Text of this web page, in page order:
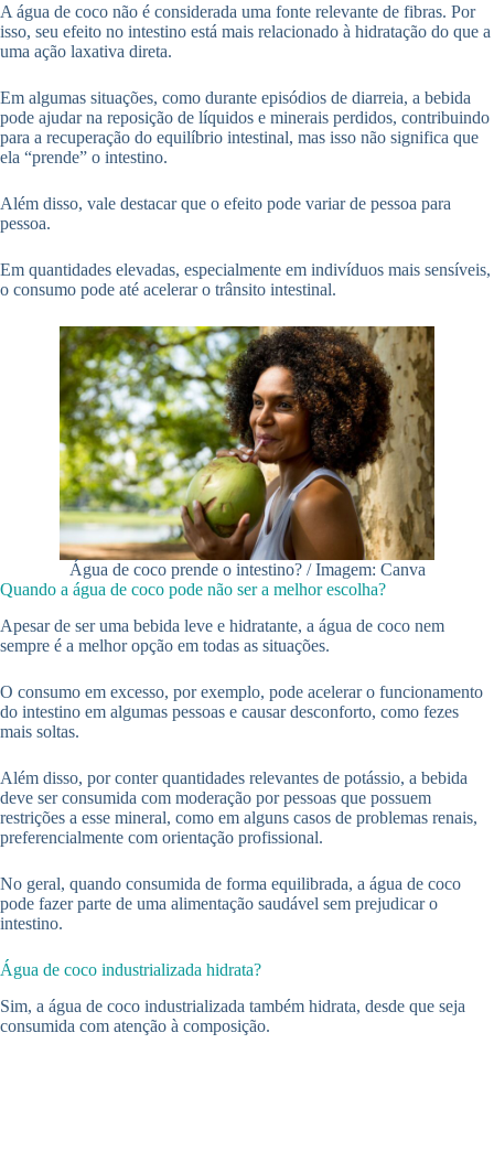
A água de coco não é considerada uma fonte relevante de fibras. Por
isso, seu efeito no intestino está mais relacionado à hidratação do que a
uma ação laxativa direta.
Em algumas situações, como durante episódios de diarreia, a bebida
pode ajudar na reposição de líquidos e minerais perdidos, contribuindo
para a recuperação do equilíbrio intestinal, mas isso não significa que
ela “prende” o intestino.
Além disso, vale destacar que o efeito pode variar de pessoa para
pessoa.
Em quantidades elevadas, especialmente em indivíduos mais sensíveis,
o consumo pode até acelerar o trânsito intestinal.
Água de coco prende o intestino? / Imagem: Canva
Quando a água de coco pode não ser a melhor escolha?
Apesar de ser uma bebida leve e hidratante, a água de coco nem
sempre é a melhor opção em todas as situações.
O consumo em excesso, por exemplo, pode acelerar o funcionamento
do intestino em algumas pessoas e causar desconforto, como fezes
mais soltas.
Além disso, por conter quantidades relevantes de potássio, a bebida
deve ser consumida com moderação por pessoas que possuem
restrições a esse mineral, como em alguns casos de problemas renais,
preferencialmente com orientação profissional.
No geral, quando consumida de forma equilibrada, a água de coco
pode fazer parte de uma alimentação saudável sem prejudicar o
intestino.
Água de coco industrializada hidrata?
Sim, a água de coco industrializada também hidrata, desde que seja
consumida com atenção à composição.